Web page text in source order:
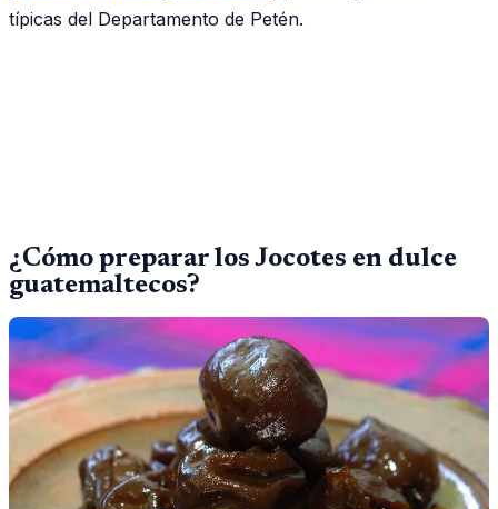
típicas del Departamento de Petén.
¿Cómo preparar los Jocotes en dulce
guatemaltecos?